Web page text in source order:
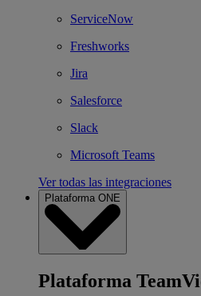
ServiceNow
Freshworks
Jira
Salesforce
Slack
Microsoft Teams
Ver todas las integraciones
Plataforma ONE
Plataforma